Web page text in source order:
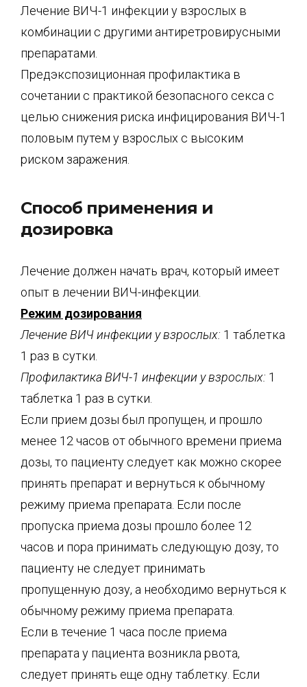
Лечение ВИЧ-1 инфекции у взрослых в
комбинации с другими антиретровирусными
препаратами.
Предэкспозиционная профилактика в
сочетании с практикой безопасного секса с
целью снижения риска инфицирования ВИЧ-1
половым путем у взрослых с высоким
риском заражения.
Способ применения и
дозировка
Лечение должен начать врач, который имеет
опыт в лечении ВИЧ-инфекции.
Режим дозирования
Лечение ВИЧ инфекции у взрослых: 1 таблетка
1 раз в сутки.
Профилактика ВИЧ-1 инфекции у взрослых: 1
таблетка 1 раз в сутки.
Если прием дозы был пропущен, и прошло
менее 12 часов от обычного времени приема
дозы, то пациенту следует как можно скорее
принять препарат и вернуться к обычному
режиму приема препарата. Если после
пропуска приема дозы прошло более 12
часов и пора принимать следующую дозу, то
пациенту не следует принимать
пропущенную дозу, а необходимо вернуться к
обычному режиму приема препарата.
Если в течение 1 часа после приема
препарата у пациента возникла рвота,
следует принять еще одну таблетку. Если